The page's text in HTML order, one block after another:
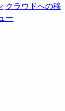
クラウドへの移
ー